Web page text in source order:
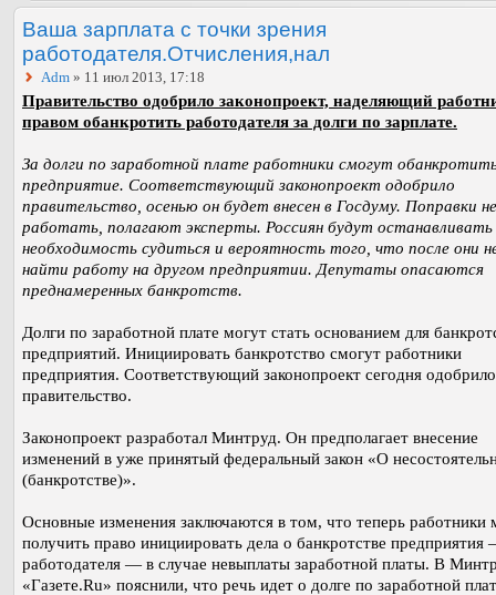
Ваша зарплата с точки зрения
работодателя.Отчисления,нал
Adm » 11 июл 2013, 17:18
Правительство одобрило законопроект, наделяющий
правом обанкротить работодателя за долги по зарплате.
За долги по заработной плате работники смогут
предприятие. Соответствующий законопроект одобрило
правительство, осенью он будет внесен в Госдуму. Поправки
работать, полагают эксперты. Россиян будут останавливать
необходимость судиться и вероятность того, что после они
найти работу на другом предприятии. Депутаты опасаются
преднамеренных банкротств.
Долги по заработной плате могут стать основанием для
предприятий. Инициировать банкротство cмогут работники
предприятия. Соответствующий законопроект сегодня одобрило
правительство.
Законопроект разработал Минтруд. Он предполагает внесение
изменений в уже принятый федеральный закон «О
(банкротстве)».
Основные изменения заключаются в том, что теперь работники
получить право инициировать дела о банкротстве предприятия
работодателя — в случае невыплаты заработной платы. В
«Газете.Ru» пояснили, что речь идет о долге по заработной